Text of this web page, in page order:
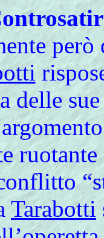
delle
Tarabotti